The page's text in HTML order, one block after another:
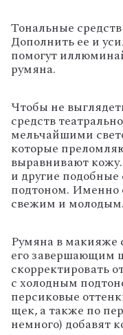
Тональные
Дополнить ее и
помогут
румяна.
Чтобы не
средств
мельчайшими
которые
выравнивают
и другие подобные
подтоном. Именно
свежим и молодым.
Румяна в макияже
его завершающим
скорректировать
с холодным
персиковые
щек, а также по
немного) добавят